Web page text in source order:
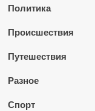
Политика
Происшествия
Путешествия
Разное
Спорт